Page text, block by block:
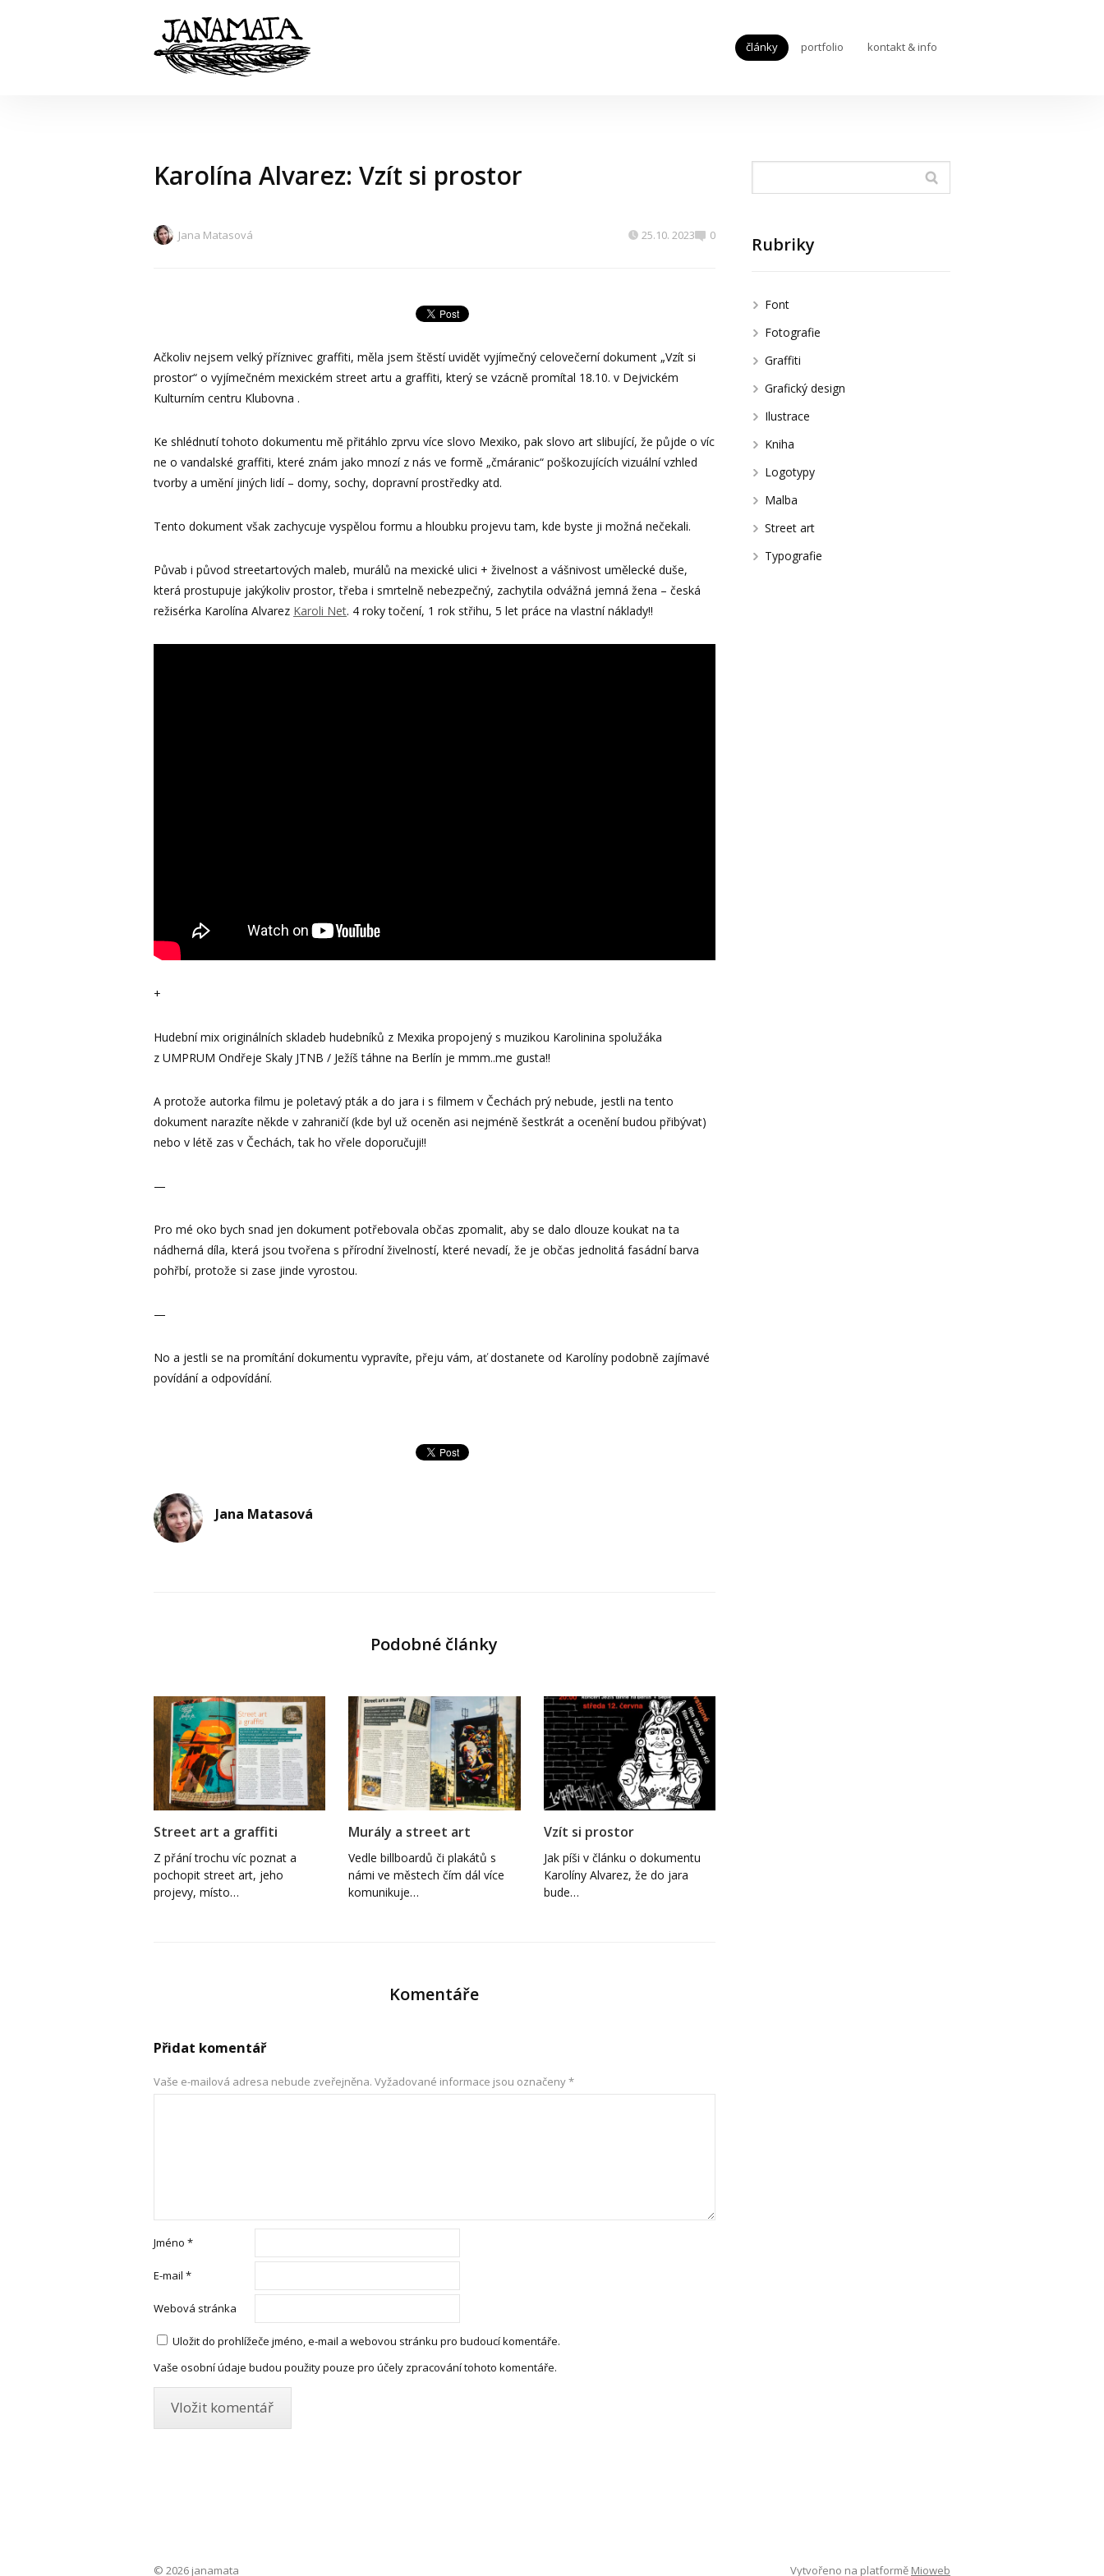
články portfolio kontakt & info
Karolína Alvarez: Vzít si prostor
Jana Matasová 25.10. 2023 0
Ačkoliv nejsem velký příznivec graffiti, měla jsem štěstí uvidět vyjímečný celovečerní dokument „Vzít si
prostor“ o vyjímečném mexickém street artu a graffiti, který se vzácně promítal 18.10. v Dejvickém
Kulturním centru Klubovna .
Ke shlédnutí tohoto dokumentu mě přitáhlo zprvu více slovo Mexiko, pak slovo art slibující, že půjde o víc
ne o vandalské graffiti, které znám jako mnozí z nás ve formě „čmáranic“ poškozujících vizuální vzhled
tvorby a umění jiných lidí – domy, sochy, dopravní prostředky atd.
Tento dokument však zachycuje vyspělou formu a hloubku projevu tam, kde byste ji možná nečekali.
Půvab i původ streetartových maleb, murálů na mexické ulici + živelnost a vášnivost umělecké duše,
která prostupuje jakýkoliv prostor, třeba i smrtelně nebezpečný, zachytila odvážná jemná žena – česká
režisérka Karolína Alvarez Karoli Net. 4 roky točení, 1 rok střihu, 5 let práce na vlastní náklady!!
+
Hudební mix originálních skladeb hudebníků z Mexika propojený s muzikou Karolinina spolužáka
z UMPRUM Ondřeje Skaly JTNB / Ježíš táhne na Berlín je mmm..me gusta!!
A protože autorka filmu je poletavý pták a do jara i s filmem v Čechách prý nebude, jestli na tento
dokument narazíte někde v zahraničí (kde byl už oceněn asi nejméně šestkrát a ocenění budou přibývat)
nebo v létě zas v Čechách, tak ho vřele doporučuji!!
—
Pro mé oko bych snad jen dokument potřebovala občas zpomalit, aby se dalo dlouze koukat na ta
nádherná díla, která jsou tvořena s přírodní živelností, které nevadí, že je občas jednolitá fasádní barva
pohřbí, protože si zase jinde vyrostou.
—
No a jestli se na promítání dokumentu vypravíte, přeju vám, ať dostanete od Karolíny podobně zajímavé
povídání a odpovídání.
Jana Matasová
Podobné články
Street art a graffiti
Z přání trochu víc poznat a
pochopit street art, jeho
projevy, místo…
Murály a street art
Vedle billboardů či plakátů s
námi ve městech čím dál více
komunikuje…
Vzít si prostor
Jak píši v článku o dokumentu
Karolíny Alvarez, že do jara
bude…
Komentáře
Přidat komentář
Vaše e-mailová adresa nebude zveřejněna. Vyžadované informace jsou označeny*
Jméno *
E-mail *
Webová stránka
Uložit do prohlížeče jméno, e-mail a webovou stránku pro budoucí komentáře.
Vaše osobní údaje budou použity pouze pro účely zpracování tohoto komentáře.
Rubriky
Font
Fotografie
Graffiti
Grafický design
Ilustrace
Kniha
Logotypy
Malba
Street art
Typografie
© 2026 janamata Vytvořeno na platformě Mioweb